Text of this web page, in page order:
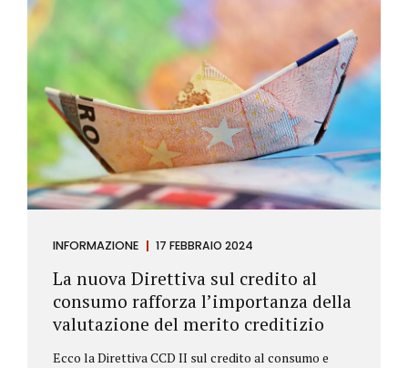
INFORMAZIONE 17 FEBBRAIO 2024
La nuova Direttiva sul credito al
consumo rafforza l’importanza della
valutazione del merito creditizio
Ecco la Direttiva CCD II sul credito al consumo e